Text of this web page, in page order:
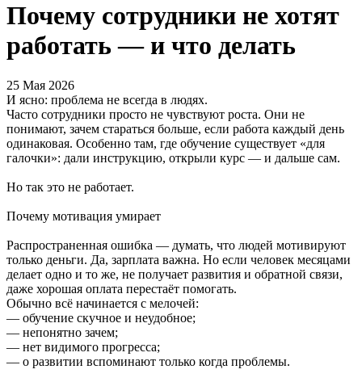
Почему сотрудники не хотят
работать — и что делать
25 Мая 2026
И ясно: проблема не всегда в людях.
Часто сотрудники просто не чувствуют роста. Они не
понимают, зачем стараться больше, если работа каждый день
одинаковая. Особенно там, где обучение существует «для
галочки»: дали инструкцию, открыли курс — и дальше сам.
Но так это не работает.
Почему мотивация умирает
Распространенная ошибка — думать, что людей мотивируют
только деньги. Да, зарплата важна. Но если человек месяцами
делает одно и то же, не получает развития и обратной связи,
даже хорошая оплата перестаёт помогать.
Обычно всё начинается с мелочей:
— обучение скучное и неудобное;
— непонятно зачем;
— нет видимого прогресса;
— о развитии вспоминают только когда проблемы.